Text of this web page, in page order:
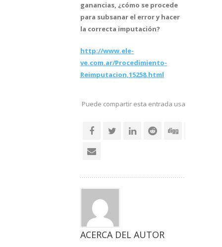
ganancias, ¿cómo se procede
para subsanar el error y hacer
la correcta imputación?
http://www.ele-
ve.com.ar/Procedimiento-
Reimputacion,15258.html
Puede compartir esta entrada usando sus
ACERCA DEL AUTOR